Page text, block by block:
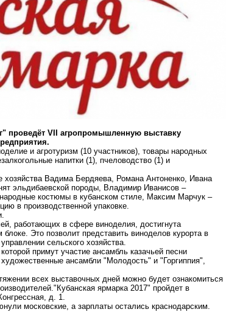
проведёт VII агропромышленную выставку
и агротуризм (10 участников), товары народных
напитки (1), пчеловодство (1) и
Вадима Бердяева, Романа Антоненко, Ивана
эльдибаевской породы, Владимир Иванисов –
костюмы в кубанском стиле, Максим Марчук –
в производственной упаковке.
работающих в сфере виноделия, достигнута
Это позволит представить виноделов курорта в
сельского хозяйства.
примут участие ансамбль казачьей песни
ансамбли "Молодость" и "Горгиппия",
всех выставочных дней можно будет ознакомиться
ярмарка 2017" пройдет в
д. 1.
московские, а зарплаты остались краснодарским.